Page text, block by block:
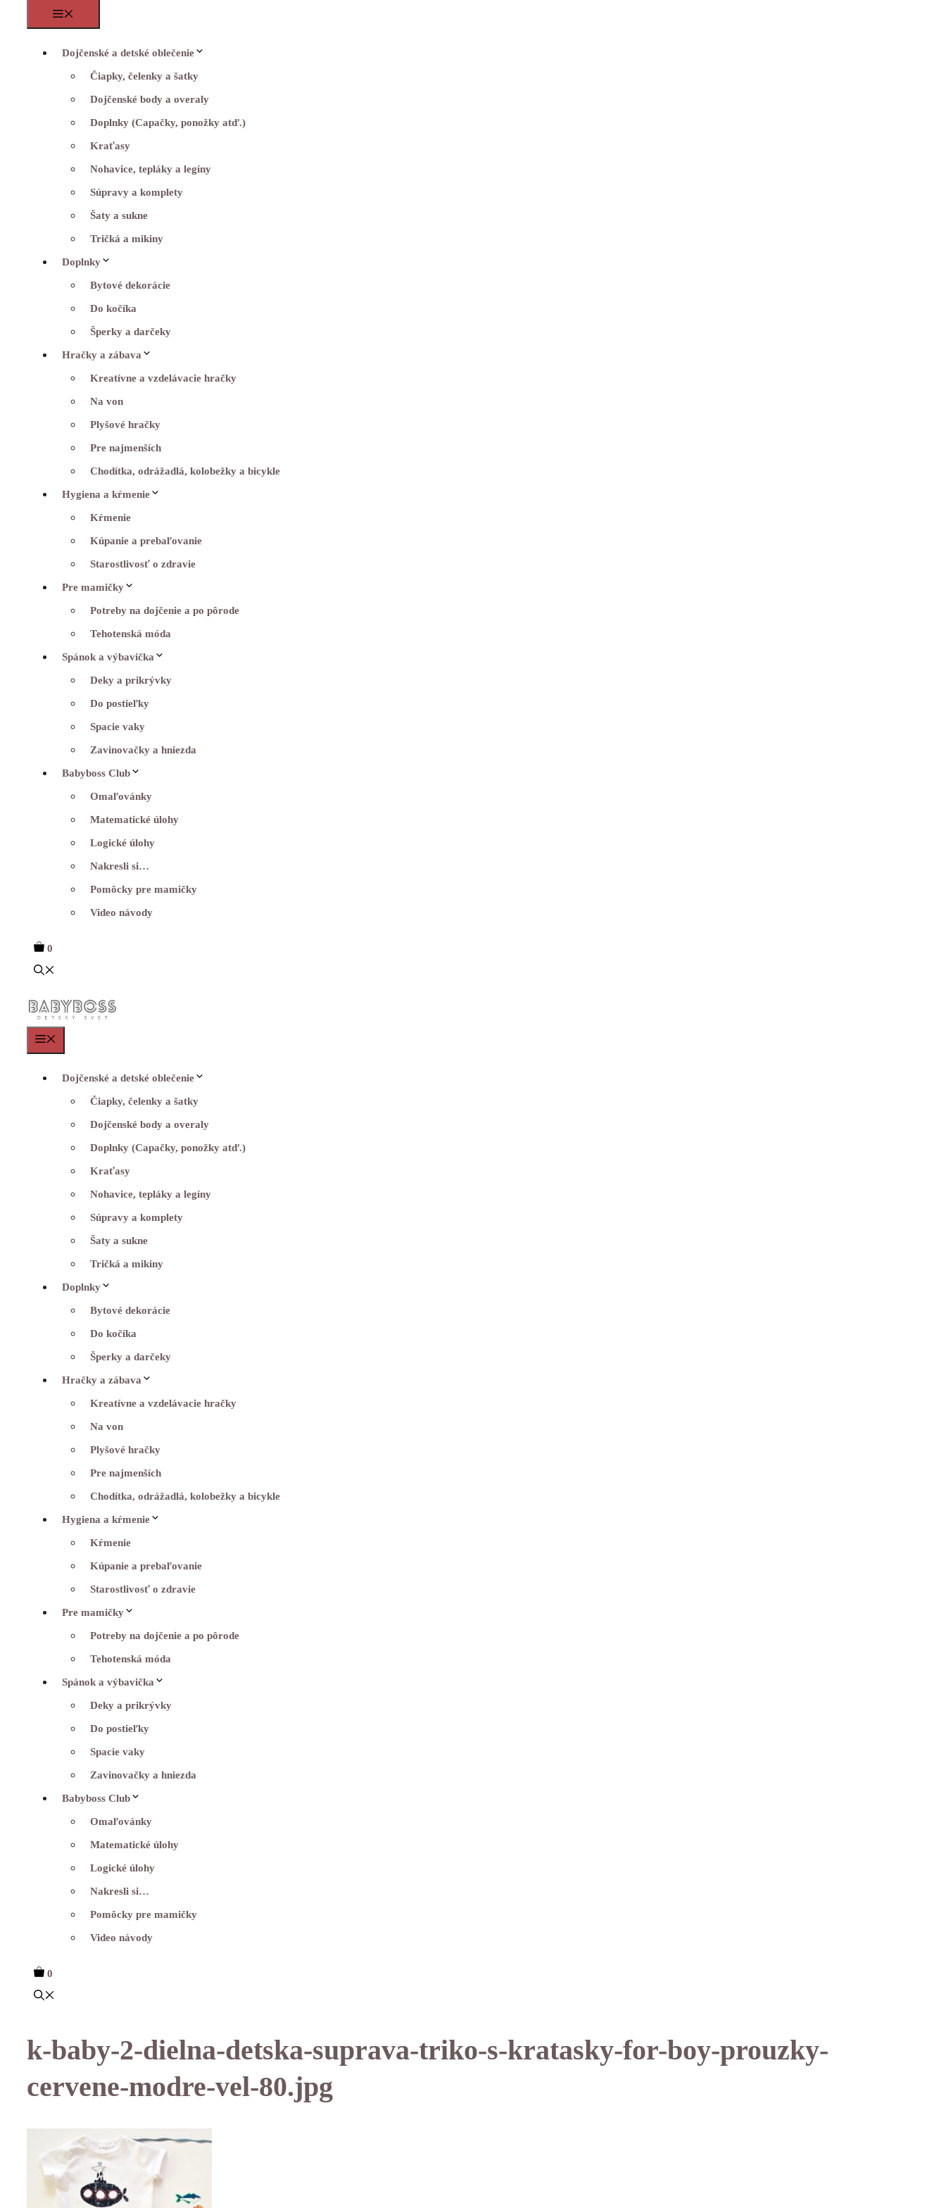
Dojčenské a detské oblečenie
Čiapky, čelenky a šatky
Dojčenské body a overaly
Doplnky (Capačky, ponožky atď.)
Kraťasy
Nohavice, tepláky a legíny
Súpravy a komplety
Šaty a sukne
Tričká a mikiny
Doplnky
Bytové dekorácie
Do kočíka
Šperky a darčeky
Hračky a zábava
Kreatívne a vzdelávacie hračky
Na von
Plyšové hračky
Pre najmenších
Chodítka, odrážadlá, kolobežky a bicykle
Hygiena a kŕmenie
Kŕmenie
Kúpanie a prebaľovanie
Starostlivosť o zdravie
Pre mamičky
Potreby na dojčenie a po pôrode
Tehotenská móda
Spánok a výbavička
Deky a prikrývky
Do postieľky
Spacie vaky
Zavinovačky a hniezda
Babyboss Club
Omaľovánky
Matematické úlohy
Logické úlohy
Nakresli si…
Pomôcky pre mamičky
Video návody
0
Dojčenské a detské oblečenie
Čiapky, čelenky a šatky
Dojčenské body a overaly
Doplnky (Capačky, ponožky atď.)
Kraťasy
Nohavice, tepláky a legíny
Súpravy a komplety
Šaty a sukne
Tričká a mikiny
Doplnky
Bytové dekorácie
Do kočíka
Šperky a darčeky
Hračky a zábava
Kreatívne a vzdelávacie hračky
Na von
Plyšové hračky
Pre najmenších
Chodítka, odrážadlá, kolobežky a bicykle
Hygiena a kŕmenie
Kŕmenie
Kúpanie a prebaľovanie
Starostlivosť o zdravie
Pre mamičky
Potreby na dojčenie a po pôrode
Tehotenská móda
Spánok a výbavička
Deky a prikrývky
Do postieľky
Spacie vaky
Zavinovačky a hniezda
Babyboss Club
Omaľovánky
Matematické úlohy
Logické úlohy
Nakresli si…
Pomôcky pre mamičky
Video návody
0
k-baby-2-dielna-detska-suprava-triko-s-kratasky-for-boy-prouzky-
cervene-modre-vel-80.jpg